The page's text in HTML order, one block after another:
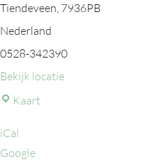
Tiendeveen, 7936PB
Nederland
0528-342390
Bekijk locatie
Kaart
iCal
Google